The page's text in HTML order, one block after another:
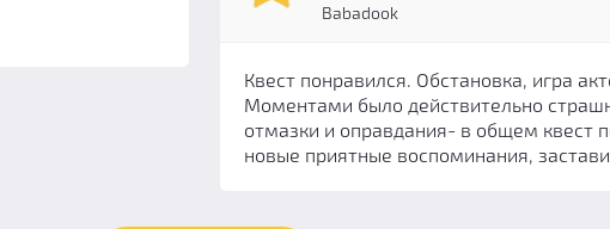
Babadook
Квест понравился. Обстановка, игра
Моментами было действительно
отмазки и оправдания- в общем квест
новые приятные воспоминания,